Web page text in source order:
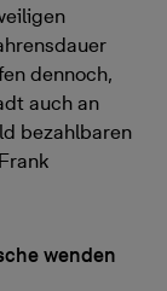
dennoch,
auch an
bezahlbaren
wenden